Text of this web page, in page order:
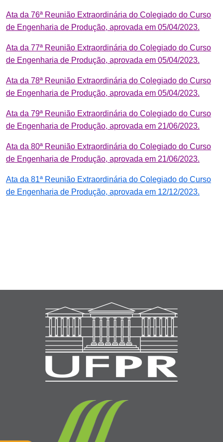
Ata da 76ª Reunião Extraordinária do Colegiado do Curso
de Engenharia de Produção, aprovada em 05/04/2023.
Ata da 77ª Reunião Extraordinária do Colegiado do Curso
de Engenharia de Produção, aprovada em 05/04/2023.
Ata da 78ª Reunião Extraordinária do Colegiado do Curso
de Engenharia de Produção, aprovada em 05/04/2023.
Ata da 79ª Reunião Extraordinária do Colegiado do Curso
de Engenharia de Produção, aprovada em 21/06/2023.
Ata da 80ª Reunião Extraordinária do Colegiado do Curso
de Engenharia de Produção, aprovada em 21/06/2023.
Ata da 81ª Reunião Extraordinária do Colegiado do Curso
de Engenharia de Produção, aprovada em 12/12/2023.